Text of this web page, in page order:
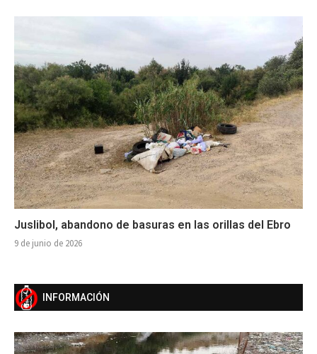
Juslibol, abandono de basuras en las orillas del Ebro
9 de junio de 2026
INFORMACIÓN